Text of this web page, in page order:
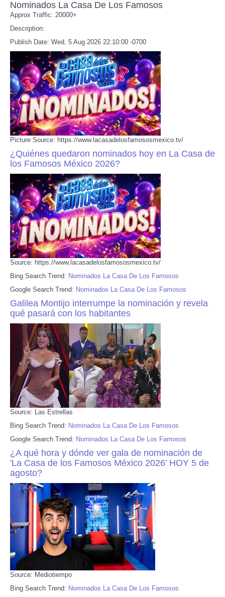
Nominados La Casa De Los Famosos
Approx Traffic: 20000+
Description:
Publish Date: Wed, 5 Aug 2026 22:10:00 -0700
Picture Source: https://www.lacasadelosfamososmexico.tv/
¿Quiénes quedaron nominados hoy en La Casa de
los Famosos México 2026?
Source: https://www.lacasadelosfamososmexico.tv/
Bing Search Trend: Nominados La Casa De Los Famosos
Google Search Trend: Nominados La Casa De Los Famosos
Galilea Montijo interrumpe la nominación y revela
qué pasará con los habitantes
Source: Las Estrellas
Bing Search Trend: Nominados La Casa De Los Famosos
Google Search Trend: Nominados La Casa De Los Famosos
¿A qué hora y dónde ver gala de nominación de
'La Casa de los Famosos México 2026' HOY 5 de
agosto?
Source: Mediotiempo
Bing Search Trend: Nominados La Casa De Los Famosos